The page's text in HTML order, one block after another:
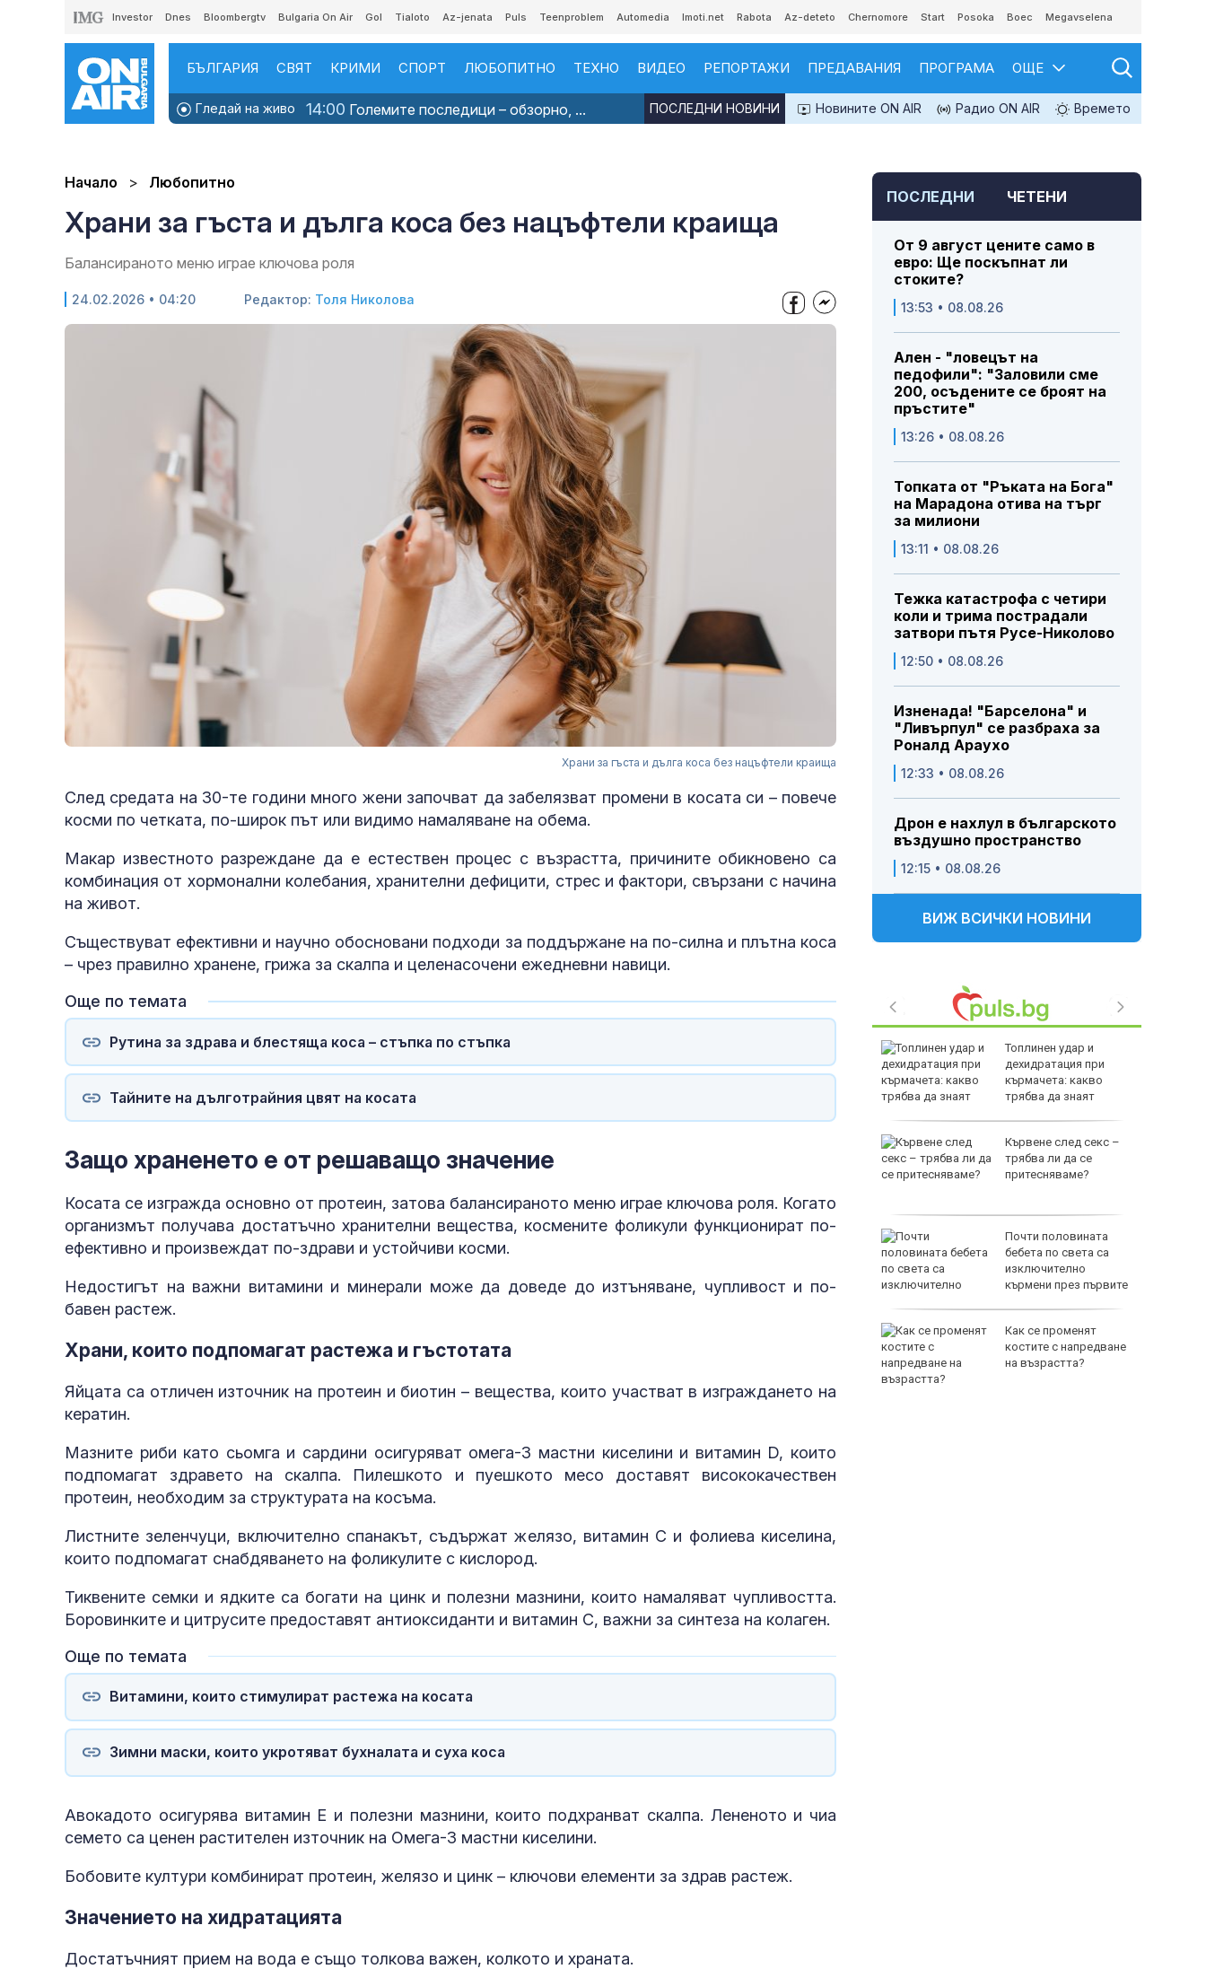
Investor Dnes Bloombergtv Bulgaria On Air Gol Tialoto Az-jenata Puls Teenproblem Automedia Imoti.net Rabota Az-deteto Chernomore Start Posoka Boec Megavselena
БЪЛГАРИЯ СВЯТ КРИМИ СПОРТ ЛЮБОПИТНО ТЕХНО ВИДЕО РЕПОРТАЖИ ПРЕДАВАНИЯ ПРОГРАМА ОЩЕ
Гледай на живо 14:00 Големите последици – обзорно, ... Новините ON AIR Радио ON AIR Времето
ПОСЛЕДНИ НОВИНИ
Начало Любопитно
Храни за гъста и дълга коса без нацъфтели краища
Балансираното меню играе ключова роля
24.02.2026 • 04:20 Редактор: Толя Николова
Храни за гъста и дълга коса без нацъфтели краища
След средата на 30-те години много жени започват да забелязват промени в косата си – повече
косми по четката, по-широк път или видимо намаляване на обема.
Макар известното разреждане да е естествен процес с възрастта, причините обикновено са
комбинация от хормонални колебания, хранителни дефицити, стрес и фактори, свързани с начина
на живот.
Съществуват ефективни и научно обосновани подходи за поддържане на по-силна и плътна коса
– чрез правилно хранене, грижа за скалпа и целенасочени ежедневни навици.
Още по темата
Рутина за здрава и блестяща коса – стъпка по стъпка
Тайните на дълготрайния цвят на косата
Защо храненето е от решаващо значение
Косата се изгражда основно от протеин, затова балансираното меню играе ключова роля. Когато
организмът получава достатъчно хранителни вещества, космените фоликули функционират по-
ефективно и произвеждат по-здрави и устойчиви косми.
Недостигът на важни витамини и минерали може да доведе до изтъняване, чупливост и по-
бавен растеж.
Храни, които подпомагат растежа и гъстотата
Яйцата са отличен източник на протеин и биотин – вещества, които участват в изграждането на
кератин.
Мазните риби като сьомга и сардини осигуряват омега-3 мастни киселини и витамин D, които
подпомагат здравето на скалпа. Пилешкото и пуешкото месо доставят висококачествен
протеин, необходим за структурата на косъма.
Листните зеленчуци, включително спанакът, съдържат желязо, витамин C и фолиева киселина,
които подпомагат снабдяването на фоликулите с кислород.
Тиквените семки и ядките са богати на цинк и полезни мазнини, които намаляват чупливостта.
Боровинките и цитрусите предоставят антиоксиданти и витамин C, важни за синтеза на колаген.
Още по темата
Витамини, които стимулират растежа на косата
Зимни маски, които укротяват бухналата и суха коса
Авокадото осигурява витамин E и полезни мазнини, които подхранват скалпа. Лененото и чиа
семето са ценен растителен източник на Омега-3 мастни киселини.
Бобовите култури комбинират протеин, желязо и цинк – ключови елементи за здрав растеж.
Значението на хидратацията
Достатъчният прием на вода е също толкова важен, колкото и храната.
ПОСЛЕДНИ ЧЕТЕНИ
От 9 август цените само в
евро: Ще поскъпнат ли
стоките?
13:53 • 08.08.26
Ален - "ловецът на
педофили": "Заловили сме
200, осъдените се броят на
пръстите"
13:26 • 08.08.26
Топката от "Ръката на Бога"
на Марадона отива на търг
за милиони
13:11 • 08.08.26
Тежка катастрофа с четири
коли и трима пострадали
затвори пътя Русе-Николово
12:50 • 08.08.26
Изненада! "Барселона" и
"Ливърпул" се разбраха за
Роналд Араухо
12:33 • 08.08.26
Дрон е нахлул в българското
въздушно пространство
12:15 • 08.08.26
ВИЖ ВСИЧКИ НОВИНИ
критична
инфраструктура след
Шокиращо: Турист
остров Крит
въздушното пространство
Топлинен удар и
дехидратация при
кърмачета: какво
трябва да знаят
Кървене след секс –
трябва ли да се
притесняваме?
Почти половината
бебета по света са
изключително
кърмени през първите
Как се променят
костите с напредване
на възрастта?